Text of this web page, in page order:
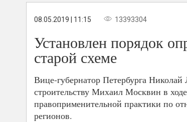
08.05.2019 | 11:15 13393304
Установлен порядок
старой схеме
Вице-губернатор Петербурга Николай
строительству Михаил Москвин в
правоприменительной практики по
регионов.